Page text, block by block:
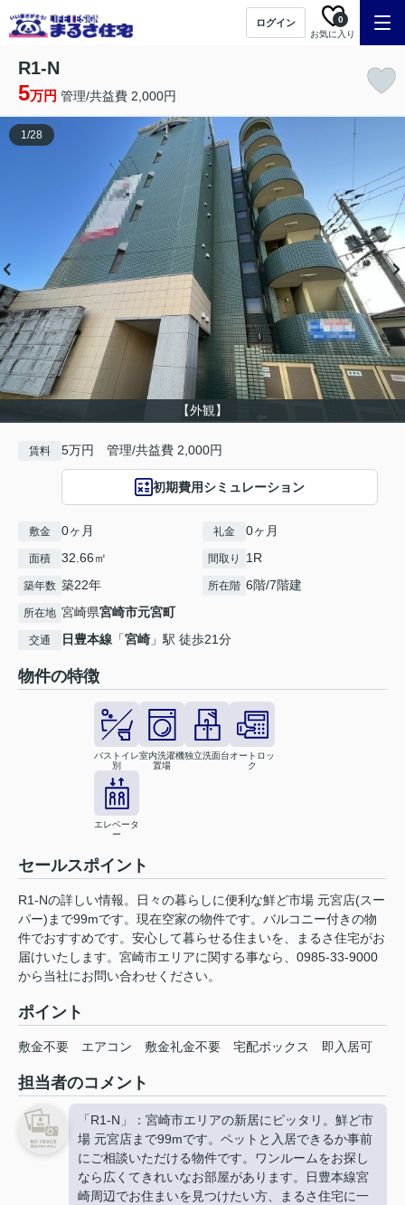
ログイン
お気に入り
0
R1-N
5万円 管理/共益費 2,000円
【外観】
1/28
賃料 5万円 管理/共益費 2,000円
初期費用シミュレーション
敷金 0ヶ月 礼金 0ヶ月
面積 32.66㎡ 間取り 1R
築年数 築22年 所在階 6階/7階建
所在地 宮崎県宮崎市元宮町
交通 日豊本線 「宮崎 」駅 徒歩21分
物件の特徴
バストイレ
別
室内洗濯機
置場
独立洗面台オートロッ
ク
エレベータ
ー
セールスポイント
R1-Nの詳しい情報。日々の暮らしに便利な鮮ど市場 元宮店(スー
パー)まで99mです。現在空家の物件です。バルコニー付きの物
件でおすすめです。安心して暮らせる住まいを、まるさ住宅がお
届けいたします。宮崎市エリアに関する事なら、0985-33-9000
から当社にお問い合わせください。
ポイント
敷金不要 エアコン 敷金礼金不要 宅配ボックス 即入居可
担当者のコメント
「R1-N」：宮崎市エリアの新居にピッタリ。鮮ど市
場 元宮店まで99mです。ペットと入居できるか事前
にご相談いただける物件です。ワンルームをお探し
なら広くてきれいなお部屋があります。日豊本線宮
崎周辺でお住まいを見つけたい方、まるさ住宅に一